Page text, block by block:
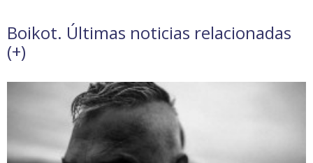
Boikot. Últimas noticias relacionadas
(+)